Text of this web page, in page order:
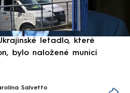
letadlo, které
bylo naložené municí
Salvetto